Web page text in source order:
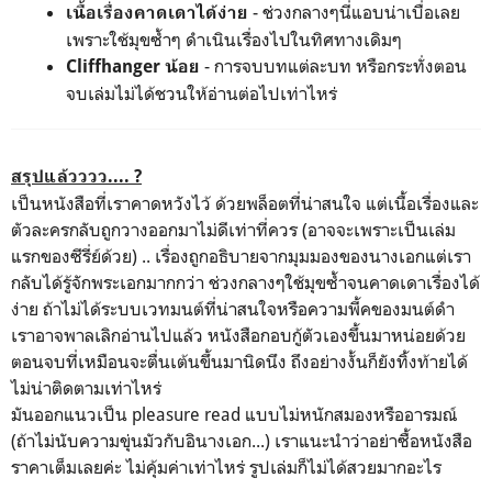
เนื้อเรื่องคาดเดาได้ง่าย - ช่วงกลางๆนี่แอบน่าเบื่อเลย
เพราะใช้มุขซ้ำๆ ดำเนินเรื่องไปในทิศทางเดิมๆ
Cliffhanger น้อย - การจบบทแต่ละบท หรือกระทั่งตอน
จบเล่มไม่ได้ชวนให้อ่านต่อไปเท่าไหร่
สรุปแล้วววว.... ?
เป็นหนังสือที่เราคาดหวังไว้ ด้วยพล็อตที่น่าสนใจ แต่เนื้อเรื่องและ
ตัวละครกลับถูกวางออกมาไม่ดีเท่าที่ควร (อาจจะเพราะเป็นเล่ม
แรกของซีรี่ย์ด้วย) .. เรื่องถูกอธิบายจากมุมมองของนางเอกแต่เรา
กลับได้รู้จักพระเอกมากกว่า ช่วงกลางๆใช้มุขซ้ำจนคาดเดาเรื่องได้
ง่าย ถ้าไม่ได้ระบบเวทมนต์ที่น่าสนใจหรือความพี้คของมนต์ดำ
เราอาจพาลเลิกอ่านไปแล้ว หนังสือกอบกู้ตัวเองขึ้นมาหน่อยด้วย
ตอนจบที่เหมือนจะตื่นเต้นขึ้นมานิดนึง ถึงอย่างงั้นก็ยังทิ้งท้ายได้
ไม่น่าติดตามเท่าไหร่
มันออกแนวเป็น pleasure read แบบไม่หนักสมองหรืออารมณ์
(ถ้าไม่นับความขุ่นมัวกับอินางเอก...) เราแนะนำว่าอย่าซื้อหนังสือ
ราคาเต็มเลยค่ะ ไม่คุ้มค่าเท่าไหร่ รูปเล่มก็ไม่ได้สวยมากอะไร